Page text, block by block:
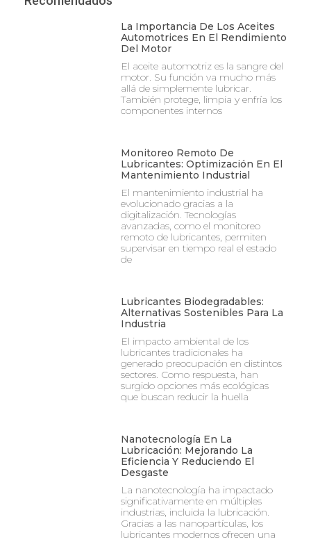
La Importancia De Los Aceites
Automotrices En El Rendimiento
Del Motor
El aceite automotriz es la sangre del
motor. Su función va mucho más
allá de simplemente lubricar.
También protege, limpia y enfría los
componentes internos
Monitoreo Remoto De
Lubricantes: Optimización En El
Mantenimiento Industrial
El mantenimiento industrial ha
evolucionado gracias a la
digitalización. Tecnologías
avanzadas, como el monitoreo
remoto de lubricantes, permiten
supervisar en tiempo real el estado
de
Lubricantes Biodegradables:
Alternativas Sostenibles Para La
Industria
El impacto ambiental de los
lubricantes tradicionales ha
generado preocupación en distintos
sectores. Como respuesta, han
surgido opciones más ecológicas
que buscan reducir la huella
Nanotecnología En La
Lubricación: Mejorando La
Eficiencia Y Reduciendo El
Desgaste
La nanotecnología ha impactado
significativamente en múltiples
industrias, incluida la lubricación.
Gracias a las nanopartículas, los
lubricantes modernos ofrecen una